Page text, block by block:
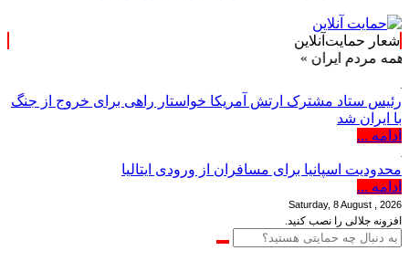
شعار حمایت‌آنلاین
»
رئیس ستاد مشترک ارتش آمریکا خواستار راهی برای خروج از جنگ
با ایران شد
ادامه ...
محدودیت اسپانیا برای مسافران از ورودی ایتالیا
ادامه ...
Saturday, 8 August , 2026
افزونه جلالی را نصب کنید.